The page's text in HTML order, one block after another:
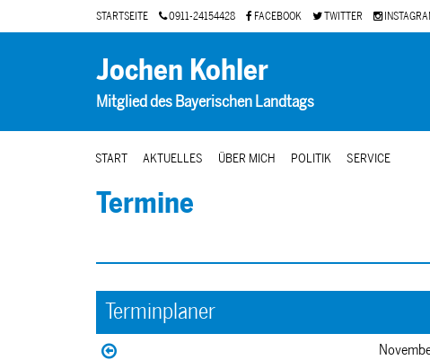
STARTSEITE 0911-24154428 FACEBOOK TWITTER
Jochen Kohler
Mitglied des Bayerischen Landtags
START AKTUELLES ÜBER MICH POLITIK SERVICE
Termine
Terminplaner